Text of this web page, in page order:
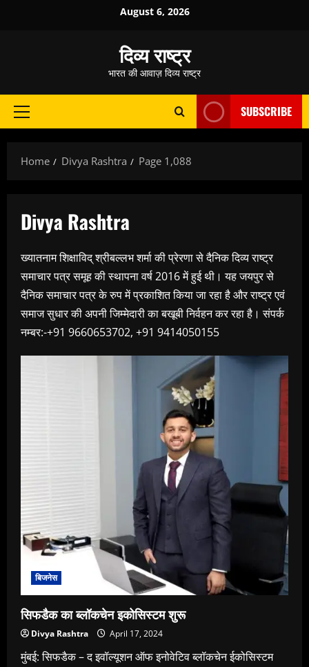
August 6, 2026
दिव्य राष्ट्र
भारत की आवाज़ दिव्य राष्ट्र
Primary
SUBSCRIBE
Home Divya Rashtra Page 1,088
Divya Rashtra
ख्यातनाम शिक्षाविद् श्रीबल्लभ शर्मा की प्रेरणा से दैनिक दिव्य राष्ट्र
समाचार पत्र समूह की स्थापना वर्ष 2016 में हुई थी। यह जयपुर से
दैनिक समाचार पत्र के रुप में प्रकाशित किया जा रहा है और राष्ट्र एवं
समाज सुधार की अपनी जिम्मेदारी का बखूबी निर्वहन कर रहा है। संपर्क
नम्बर:-+91 9660653702, +91 9414050155
बिजनेस
सिफडैक का ब्लॉकचेन इकोसिस्टम शुरू
Divya Rashtra April 17, 2024
मुंबई: सिफडैक – द इवॉल्यूशन ऑफ इनोवेटिव ब्लॉकचेन ईकोसिस्टम